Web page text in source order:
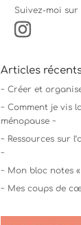
Suivez-moi sur
Articles
~ Créer et
~ Comment je vis
ménopause ~
~ Ressources sur
~
~ Mon bloc notes
~ Mes coups de